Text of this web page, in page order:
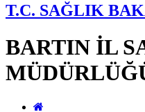
T.C. SAĞLIK
BARTIN İL